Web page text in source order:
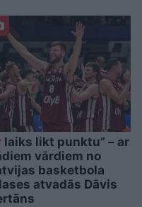
laiks likt punktu” – ar
vārdiem no
basketbola
atvadās Dāvis